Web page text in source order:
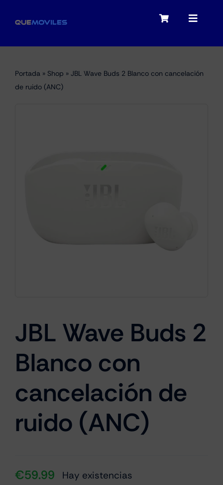
Toggle
My account
Checkout
Toggle
Marcas
Portada » Shop » JBL Wave Buds 2 Blanco con cancelación
de ruido (ANC)
JBL Wave Buds 2
Blanco con
cancelación de
ruido (ANC)
€59.99 Hay existencias